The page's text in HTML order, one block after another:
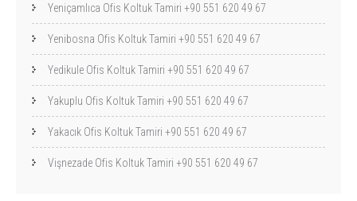
Yeniçamlıca Ofis Koltuk Tamiri +90 551 620 49 67
Yenibosna Ofis Koltuk Tamiri +90 551 620 49 67
Yedikule Ofis Koltuk Tamiri +90 551 620 49 67
Yakuplu Ofis Koltuk Tamiri +90 551 620 49 67
Yakacık Ofis Koltuk Tamiri +90 551 620 49 67
Vişnezade Ofis Koltuk Tamiri +90 551 620 49 67